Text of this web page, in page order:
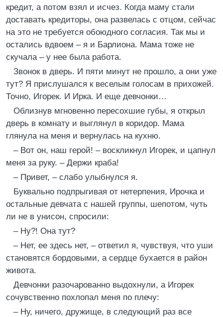
кредит, а потом взял и исчез. Когда маму стали
доставать кредиторы, она развелась с отцом, сейчас
на это не требуется обоюдного согласия. Так мы и
остались вдвоем – я и Барлиона. Мама тоже не
скучала – у нее была работа.
Звонок в дверь. И пяти минут не прошло, а они уже
тут? Я прислушался к веселым голосам в прихожей.
Точно, Игорек. И Ирка. И еще девчонки…
Облизнув мгновенно пересохшие губы, я открыл
дверь в комнату и выглянул в коридор. Мама
глянула на меня и вернулась на кухню.
– Вот он, наш герой! – воскликнул Игорек, и цапнул
меня за руку. – Держи краба!
– Привет, – слабо улыбнулся я.
Буквально подпрыгивая от нетерпения, Ирочка и
остальные девчата с нашей группы, шепотом, чуть
ли не в унисон, спросили:
– Ну?! Она тут?
– Нет, ее здесь нет, – ответил я, чувствуя, что уши
становятся бордовыми, а сердце бухается в район
живота.
Девчонки разочарованно выдохнули, а Игорек
сочувственно похлопал меня по плечу:
– Ну, ничего, дружище, в следующий раз все